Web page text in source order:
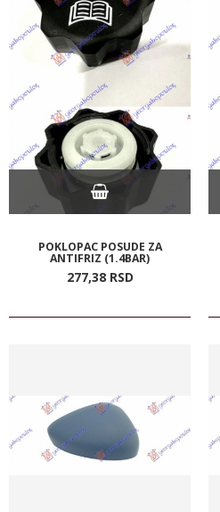
POKLOPAC POSUDE ZA
ANTIFRIZ (1.4BAR)
277,38 RSD